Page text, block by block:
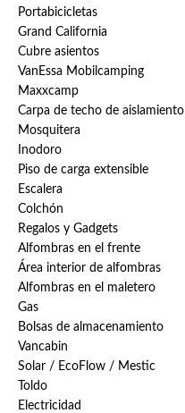
Portabicicletas
Grand California
Cubre asientos
VanEssa Mobilcamping
Maxxcamp
Carpa de techo de aislamiento
Mosquitera
Inodoro
Piso de carga extensible
Escalera
Colchón
Regalos y Gadgets
Alfombras en el frente
Área interior de alfombras
Alfombras en el maletero
Gas
Bolsas de almacenamiento
Vancabin
Solar / EcoFlow / Mestic
Toldo
Electricidad